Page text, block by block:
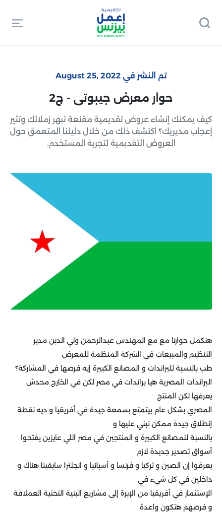
تم النشر في August 25, 2022
حوار معرض جيبوتى - ج2
كيف يمكنك إنشاء عروض تقديمية مقنعة تبهر زملائك وتثير
إعجاب مديريك؟ اكتشف ذلك من خلال دليلنا المتعمق حول
العروض التقديمية لتجربة المستخدم.
هنكمل حوارنا مع مع المهندس عبدالرحمن ولي الدين مدير
التنظيم والمبيعات في الشركة المنظمة للمعرض
طب بالنسبة للبراندات و المصانع الكبيرة إيه فرصها في المشاركة؟
البراندات المصرية هيا براندات في مصر لكن في الخارج محدش
يعرفها لكن المنتج
المصري بشكل عام بيتمتع بسمعة جيدة في أفريقيا و ديه نقطة
إنطلاق جيدة ممكن نبني عليها و
بالنسبة للمصانع الكبيرة و المنتجين في مصر اللي عايزين يفتحوا
أسواق تصدير جديدة لازم
يعرفوا إن الصين و تركيا و فرنسا و أسبانيا و انجلترا سابقينا هناك و
داخلين في كل شيء في
الإستثمار في أفريقيا من الإبرة إلى مشاريع البنية التحتية العملاقة
و فرصهم هتكون واعدة